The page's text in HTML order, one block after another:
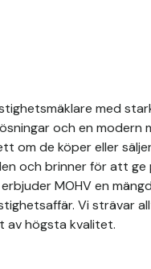
med
och en modern
om de köper eller
och brinner för att ge
MOHV en
Vi strävar
av högsta kvalitet.